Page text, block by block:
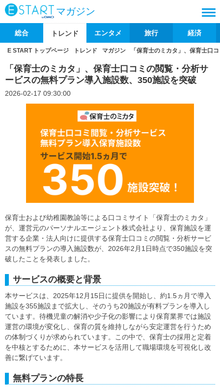
マガジン
総合 トレンド エンタメ 旅行 経済
E START トップページ トレンド マガジン 「保育士のミカタ」、保育士口
「保育士のミカタ」、保育士口コミの閲覧・分析サ
ービスの無料プラン導入施設数、350施設を突破
2026-02-17 09:30:00
保育士および幼稚園教諭等による口コミサイト「保育士のミカタ」
が、運営元のパーソナルエージェント株式会社より、保育施設を運
営する企業・法人向けに提供する保育士口コミの閲覧・分析サービ
スの無料プランの導入施設数が、2026年2月1日時点で350施設を突
破したことを発表しました。
サービスの概要と背景
本サービスは、2025年12月15日に提供を開始し、約1.5ヵ月で導入
施設を355施設まで拡大し、そのうち20施設が有料プランを導入し
ています。待機児童の解消や少子化の影響により保育業界では施設
運営の環境が変化し、保育の質を維持しながら安定運営を行うため
の体制づくりが求められています。この中で、保育士の採用と定着
を中核とするために、本サービスを活用して職場環境を可視化し改
善に繋げています。
無料プランの特長